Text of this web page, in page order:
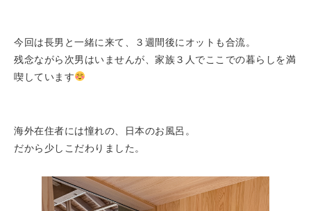
今回は長男と一緒に来て、３週間後にオットも合流。
残念ながら次男はいませんが、家族３人でここでの暮らしを満
喫しています
海外在住者には憧れの、日本のお風呂。
だから少しこだわりました。